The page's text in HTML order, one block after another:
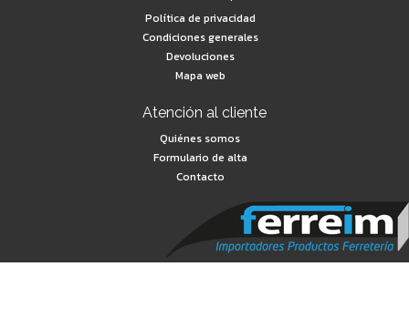
Política de privacidad
Condiciones generales
Devoluciones
Mapa web
Atención al cliente
Quiénes somos
Formulario de alta
Contacto